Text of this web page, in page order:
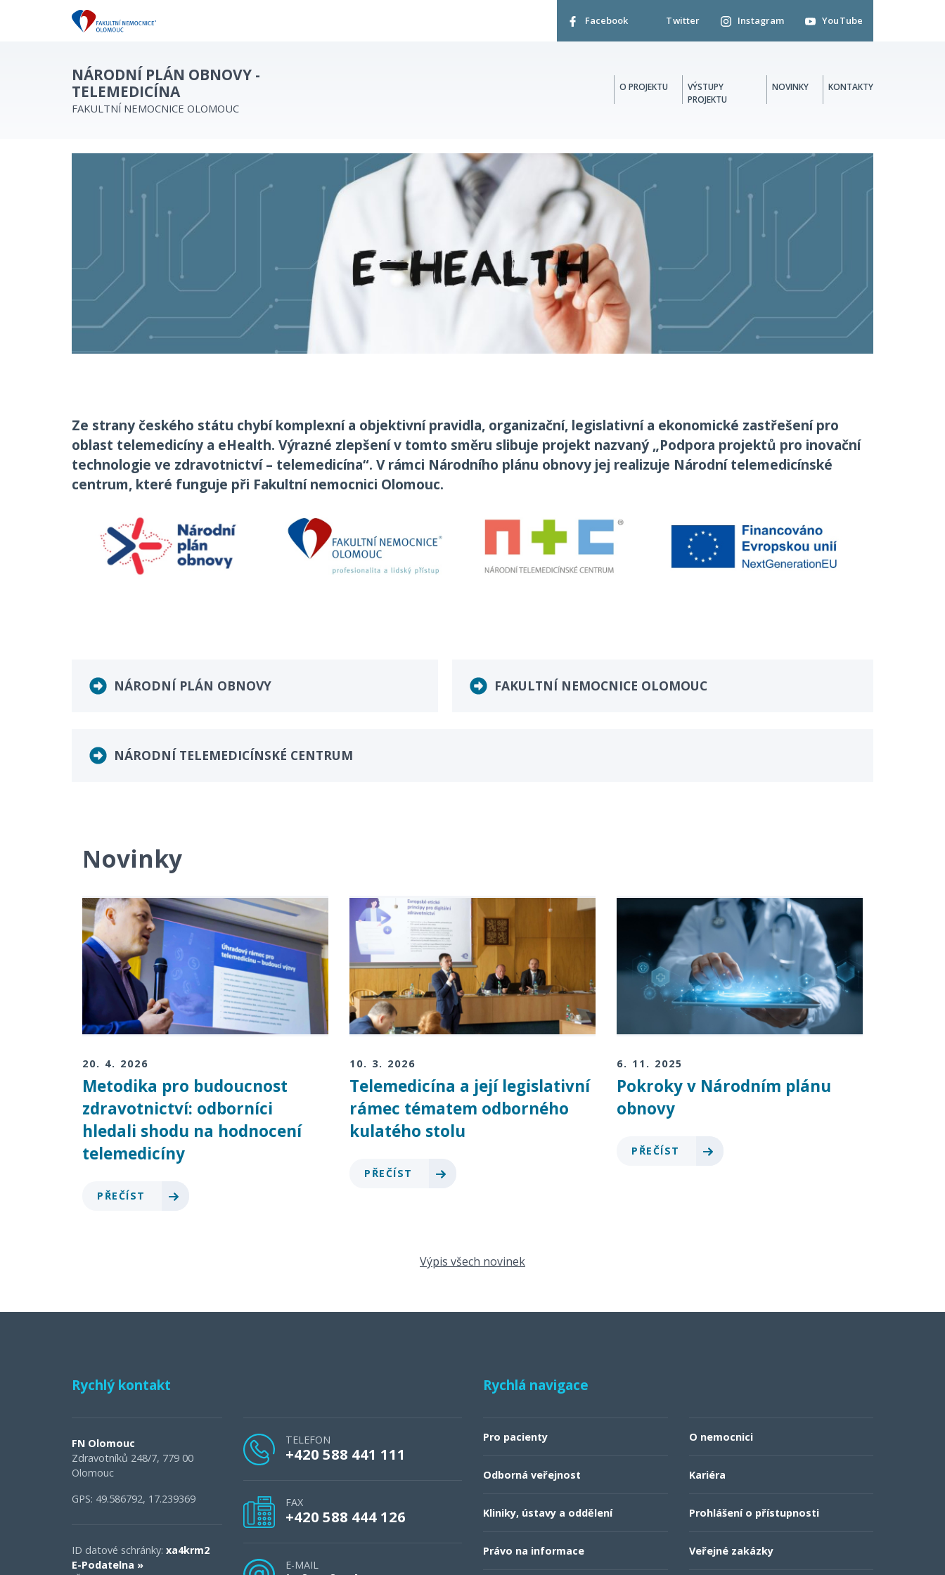
Facebook Twitter Instagram YouTube
NÁRODNÍ PLÁN OBNOVY -
TELEMEDICÍNA
FAKULTNÍ NEMOCNICE OLOMOUC
O PROJEKTU
VÝSTUPY
PROJEKTU
NOVINKY KONTAKTY
Ze strany českého státu chybí komplexní a objektivní pravidla, organizační, legislativní a ekonomické zastřešení pro
oblast telemedicíny a eHealth. Výrazné zlepšení v tomto směru slibuje projekt nazvaný „Podpora projektů pro inovační
technologie ve zdravotnictví – telemedicína“. V rámci Národního plánu obnovy jej realizuje Národní telemedicínské
centrum, které funguje při Fakultní nemocnici Olomouc.
NÁRODNÍ PLÁN OBNOVY FAKULTNÍ NEMOCNICE OLOMOUC
NÁRODNÍ TELEMEDICÍNSKÉ CENTRUM
Novinky
20. 4. 2026
Metodika pro budoucnost
zdravotnictví: odborníci
hledali shodu na hodnocení
telemedicíny
PŘEČÍST
10. 3. 2026
Telemedicína a její legislativní
rámec tématem odborného
kulatého stolu
PŘEČÍST
6. 11. 2025
Pokroky v Národním plánu
obnovy
PŘEČÍST
Výpis všech novinek
Rychlý kontakt
FN Olomouc
Zdravotníků 248/7, 779 00
Olomouc
GPS: 49.586792, 17.239369
ID datové schránky: xa4krm2
E-Podatelna »
TELEFON
+420 588 441 111
FAX
+420 588 444 126
E-MAIL
Rychlá navigace
Pro pacienty
Odborná veřejnost
Kliniky, ústavy a oddělení
Právo na informace
O nemocnici
Kariéra
Prohlášení o přístupnosti
Veřejné zakázky